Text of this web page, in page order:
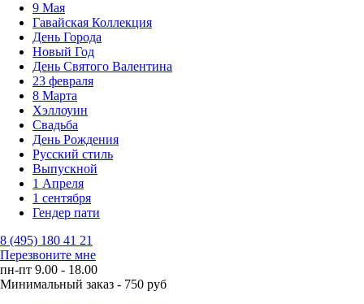
9 Мая
Гавайская Коллекция
День Города
Новый Год
День Святого Валентина
23 февраля
8 Марта
Хэллоуин
Свадьба
День Рождения
Русский стиль
Выпускной
1 Апреля
1 сентября
Гендер пати
8 (495) 180 41 21
Перезвоните мне
пн-пт 9.00 - 18.00
Минимальный заказ - 750 руб